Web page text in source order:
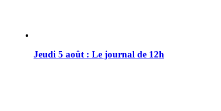
Jeudi 5 août : Le journal de 12h